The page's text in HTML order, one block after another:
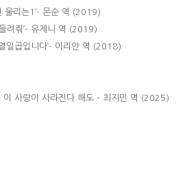
울리는1‘- 몬순 역 (2019)
려줘’- 유제니 역 (2019)
일곱입니다’- 이리안 역 (2018)
이 사랑이 사라진다 해도 - 최지민 역 (2025)